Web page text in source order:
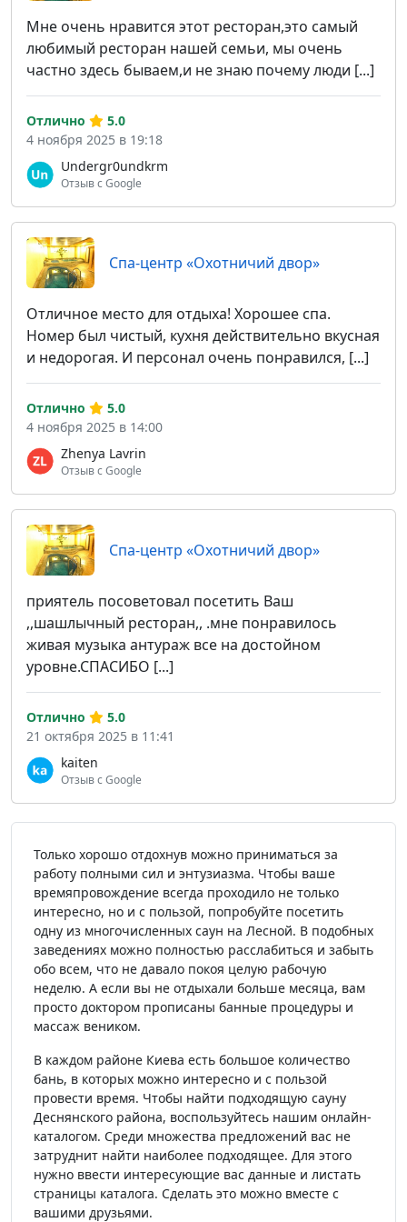
Только хорошо отдохнув можно приниматься за
работу полными сил и энтузиазма. Чтобы ваше
времяпровождение всегда проходило не только
интересно, но и с пользой, попробуйте посетить
одну из многочисленных саун на Лесной. В подобных
заведениях можно полностью расслабиться и забыть
обо всем, что не давало покоя целую рабочую
неделю. А если вы не отдыхали больше месяца, вам
просто доктором прописаны банные процедуры и
массаж веником.
В каждом районе Киева есть большое количество
бань, в которых можно интересно и с пользой
провести время. Чтобы найти подходящую сауну
Деснянского района, воспользуйтесь нашим онлайн-
каталогом. Среди множества предложений вас не
затруднит найти наиболее подходящее. Для этого
нужно ввести интересующие вас данные и листать
страницы каталога. Сделать это можно вместе с
вашими друзьями.
Мне очень нравится этот ресторан,это самый
любимый ресторан нашей семьи, мы очень
частно здесь бываем,и не знаю почему люди [...]
Undergr0undkrm
Отзыв с Google
Отлично
5.0
4 ноября 2025 в 19:18
Спа-центр «Охотничий двор»
Отличное место для отдыха! Хорошее спа.
Номер был чистый, кухня действительно вкусная
и недорогая. И персонал очень понравился, [...]
Zhenya Lavrin
Отзыв с Google
Отлично
5.0
4 ноября 2025 в 14:00
Спа-центр «Охотничий двор»
приятель посоветовал посетить Ваш
,,шашлычный ресторан,, .мне понравилось
живая музыка антураж все на достойном
уровне.СПАСИБО [...]
kaiten
Отзыв с Google
Отлично
5.0
21 октября 2025 в 11:41